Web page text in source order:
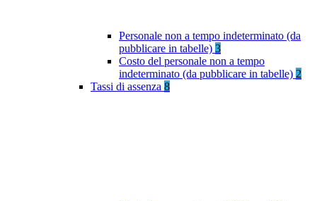
Personale non a tempo indeterminato (da
pubblicare in tabelle) 3
Costo del personale non a tempo
indeterminato (da pubblicare in tabelle) 2
Tassi di assenza 8